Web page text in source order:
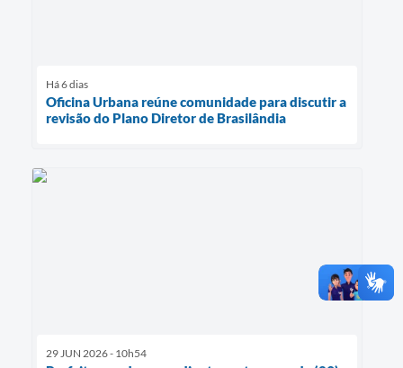
Há 6 dias
Oficina Urbana reúne comunidade para discutir a
revisão do Plano Diretor de Brasilândia
29 JUN 2026 - 10h54